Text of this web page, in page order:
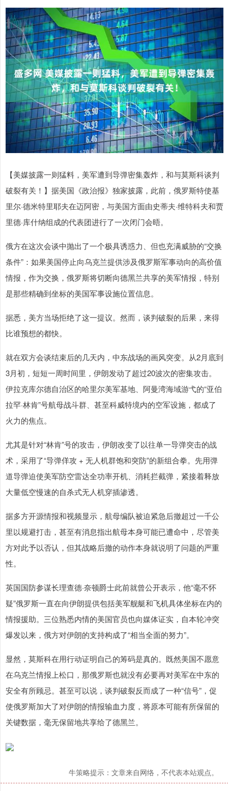
【美媒披露一则猛料，美军遭到导弹密集轰炸，和与莫斯科谈判
破裂有关！】据美国《政治报》独家披露，此前，俄罗斯特使基
里尔·德米特里耶夫在迈阿密，与美国方面由史蒂夫·维特科夫和贾
里德·库什纳组成的代表团进行了一次闭门会晤。
俄方在这次会谈中抛出了一个极具诱惑力、但也充满威胁的“交换
条件”：如果美国停止向乌克兰提供涉及俄罗斯军事动向的高价值
情报，作为交换，俄罗斯将切断向德黑兰共享的美军情报，特别
是那些精确到坐标的美国军事设施位置信息。
据悉，美方当场拒绝了这一提议。然而，谈判破裂的后果，来得
比谁预想的都快。
就在双方会谈结束后的几天内，中东战场的画风突变。从2月底到
3月初，短短一周时间里，伊朗发动了超过20波次的密集攻击。
伊拉克库尔德自治区的哈里尔美军基地、阿曼湾海域游弋的“亚伯
拉罕·林肯”号航母战斗群、甚至科威特境内的空军设施，都成了
火力的焦点。
尤其是针对“林肯”号的攻击，伊朗改变了以往单一导弹突击的战
术，采用了“导弹佯攻 + 无人机群饱和突防”的新组合拳。先用弹
道导弹迫使美军防空雷达全功率开机、消耗拦截弹，紧接着释放
大量低空慢速的自杀式无人机穿插渗透。
据多方开源情报和视频显示，航母编队被迫紧急后撤超过一千公
里以规避打击，甚至有消息指出航母本身可能已遭命中，尽管美
方对此予以否认，但其战略后撤的动作本身就说明了问题的严重
性。
英国国防参谋长理查德·奈顿爵士此前就曾公开表示，他“毫不怀
疑”俄罗斯一直在向伊朗提供包括美军舰艇和飞机具体坐标在内的
情报援助。三位熟悉内情的美国官员也向媒体证实，自本轮冲突
爆发以来，俄方对伊朗的支持构成了“相当全面的努力”。
显然，莫斯科在用行动证明自己的筹码是真的。既然美国不愿意
在乌克兰情报上松口，那俄罗斯也就没有必要再对美军在中东的
安全有所顾忌。甚至可以说，谈判破裂反而成了一种“信号”，促
使俄罗斯加大了对伊朗的情报输血力度，将原本可能有所保留的
关键数据，毫无保留地共享给了德黑兰。
牛策略提示：文章来自网络，不代表本站观点。